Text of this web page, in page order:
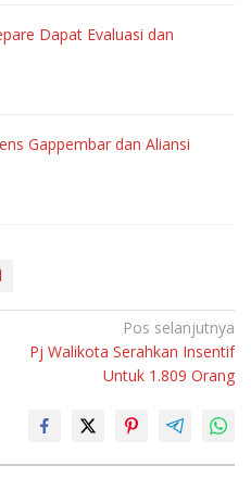
Dapat Evaluasi dan
Gappembar dan Aliansi
Pos selanjutnya
Pj Walikota Serahkan Insentif
Untuk 1.809 Orang